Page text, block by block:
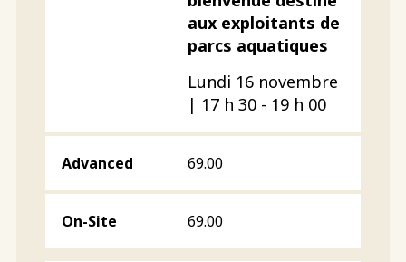
aux exploitants de
parcs aquatiques
Lundi 16 novembre
| 17 h 30 - 19 h 00
69.00
69.00